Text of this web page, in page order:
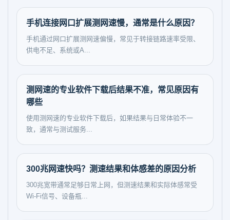
手机连接网口扩展测网速慢，通常是什么原因？
手机通过网口扩展测网速偏慢，常见于转接链路速率受限、
供电不足、系统或A...
测网速的专业软件下载后结果不准，常见原因有
哪些
使用测网速的专业软件下载后，如果结果与日常体验不一
致，通常与测试服务...
300兆网速快吗？测速结果和体感差的原因分析
300兆宽带通常足够日常上网，但测速结果和实际体感常受
Wi-Fi信号、设备瓶...